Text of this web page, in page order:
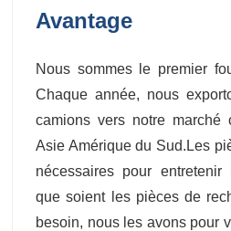
Avantage
Nous sommes le premier
Chaque année, nous
camions vers notre marché
Asie Amérique du Sud.Les
nécessaires pour
que soient les pièces de
besoin, nous les avons pour